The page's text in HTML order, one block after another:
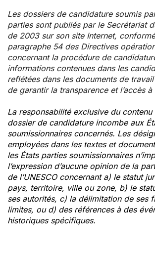
Les dossiers de candidature soumis
parties sont publiés par le Secrétariat
de 2003 sur son site Internet,
paragraphe 54 des Directives
concernant la procédure de
informations contenues dans les
reflétées dans les documents de
de garantir la transparence et l’accès à
La responsabilité exclusive du contenu
dossier de candidature incombe aux
soumissionnaires concernés. Les
employées dans les textes et
les États parties soumissionnaires
l’expression d’aucune opinion de la
de l’UNESCO concernant a) le statut
pays, territoire, ville ou zone, b) le
ses autorités, c) la délimitation de ses
limites, ou d) des références à des
historiques spécifiques.